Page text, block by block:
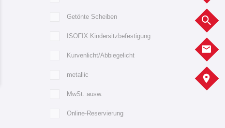
Getönte Scheiben
ISOFIX Kindersitzbefestigung
Kurvenlicht/Abbiegelicht
metallic
MwSt. ausw.
Online-Reservierung